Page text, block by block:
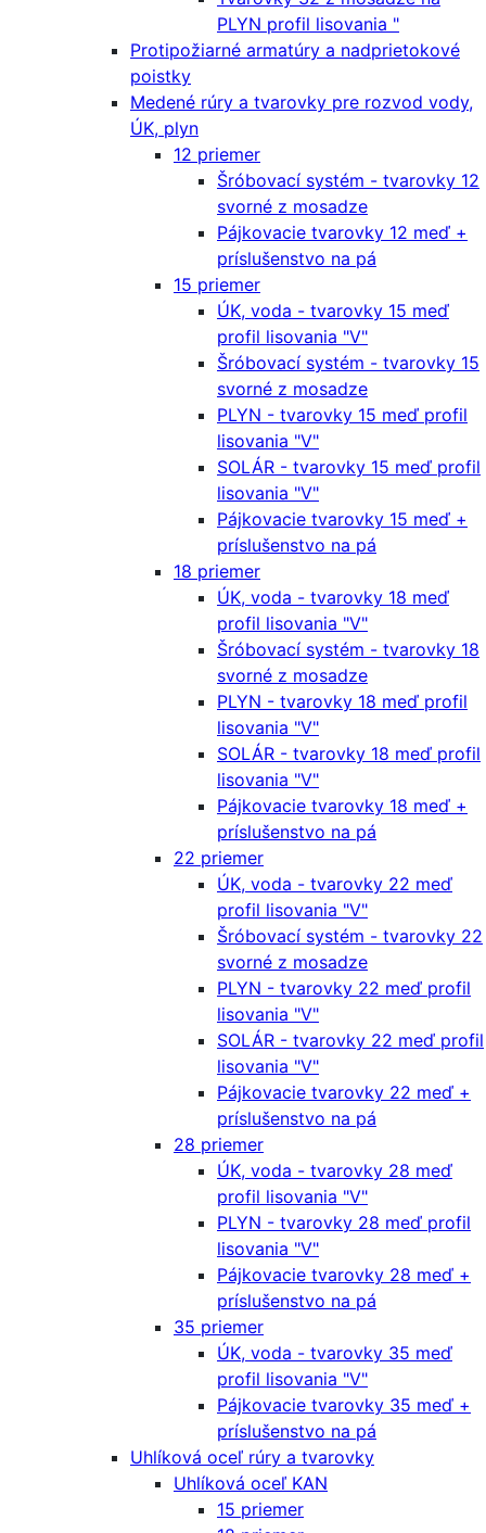
PLYN profil lisovania "
Protipožiarné armatúry a nadprietokové
poistky
Medené rúry a tvarovky pre rozvod vody,
ÚK, plyn
12 priemer
Šróbovací systém - tvarovky 12
svorné z mosadze
Pájkovacie tvarovky 12 meď +
príslušenstvo na pá
15 priemer
ÚK, voda - tvarovky 15 meď
profil lisovania "V"
Šróbovací systém - tvarovky 15
svorné z mosadze
PLYN - tvarovky 15 meď profil
lisovania "V"
SOLÁR - tvarovky 15 meď profil
lisovania "V"
Pájkovacie tvarovky 15 meď +
príslušenstvo na pá
18 priemer
ÚK, voda - tvarovky 18 meď
profil lisovania "V"
Šróbovací systém - tvarovky 18
svorné z mosadze
PLYN - tvarovky 18 meď profil
lisovania "V"
SOLÁR - tvarovky 18 meď profil
lisovania "V"
Pájkovacie tvarovky 18 meď +
príslušenstvo na pá
22 priemer
ÚK, voda - tvarovky 22 meď
profil lisovania "V"
Šróbovací systém - tvarovky 22
svorné z mosadze
PLYN - tvarovky 22 meď profil
lisovania "V"
SOLÁR - tvarovky 22 meď profil
lisovania "V"
Pájkovacie tvarovky 22 meď +
príslušenstvo na pá
28 priemer
ÚK, voda - tvarovky 28 meď
profil lisovania "V"
PLYN - tvarovky 28 meď profil
lisovania "V"
Pájkovacie tvarovky 28 meď +
príslušenstvo na pá
35 priemer
ÚK, voda - tvarovky 35 meď
profil lisovania "V"
Pájkovacie tvarovky 35 meď +
príslušenstvo na pá
Uhlíková oceľ rúry a tvarovky
Uhlíková oceľ KAN
15 priemer